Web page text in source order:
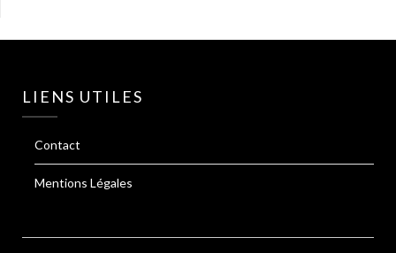
LIENS UTILES
Contact
Mentions Légales